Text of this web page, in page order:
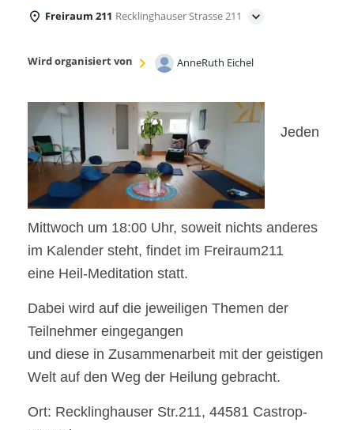
Freiraum 211 Recklinghauser Strasse 211
Wird organisiert von AnneRuth Eichel
Jeden
Mittwoch um 18:00 Uhr, soweit nichts anderes
im Kalender steht, findet im Freiraum211
eine Heil-Meditation statt.
Dabei wird auf die jeweiligen Themen der
Teilnehmer eingegangen
und diese in Zusammenarbeit mit der geistigen
Welt auf den Weg der Heilung gebracht.
Ort: Recklinghauser Str.211, 44581 Castrop-